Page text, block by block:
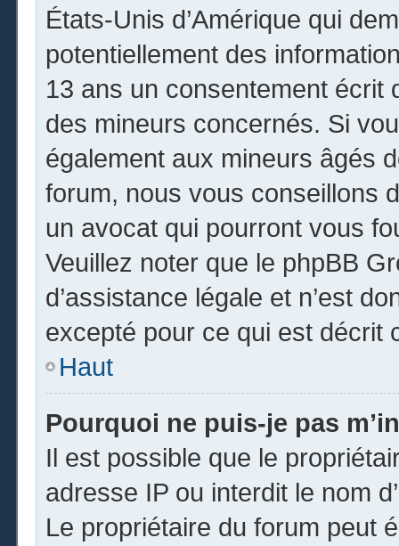
États-Unis d’Amérique qui
potentiellement des
13 ans un consentement écrit
des mineurs concernés. Si
également aux mineurs âgés
forum, nous vous conseillons
un avocat qui pourront vous
Veuillez noter que le phpBB
d’assistance légale et n’est
excepté pour ce qui est décrit
Haut
Pourquoi ne puis-je pas
Il est possible que le
adresse IP ou interdit le nom
Le propriétaire du forum peut